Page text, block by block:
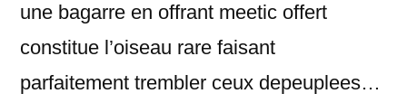
une bagarre en offrant meetic offert
constitue l’oiseau rare faisant
parfaitement trembler ceux depeuplees…